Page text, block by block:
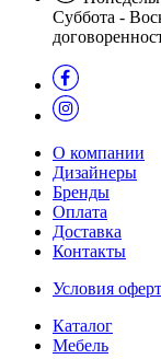
Суббота -
О компании
Дизайнеры
Бренды
Оплата
Доставка
Контакты
Условия
Каталог
Мебель